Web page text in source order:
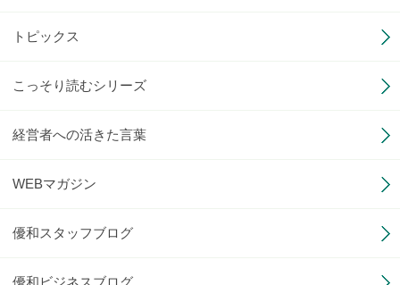
トピックス
こっそり読むシリーズ
経営者への活きた言葉
WEBマガジン
優和スタッフブログ